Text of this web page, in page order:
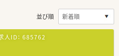
並び順
人ID： 685762